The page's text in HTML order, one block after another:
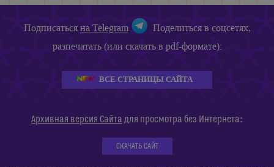
Подписатьсяна Telegram
Поделиться в соцсетях,
разпечатать (или скачать в pdf-формате):
ВСЕ СТРАНИЦЫ САЙТА
Архивная версия Сайта для просмотра без Интернета:
СКАЧАТЬ САЙТ